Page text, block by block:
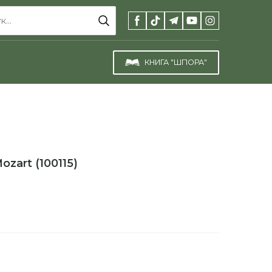
КНИГА "ШПОРА"
(100115)